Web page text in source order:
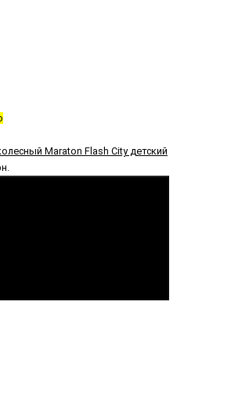
Maraton Flash City детский